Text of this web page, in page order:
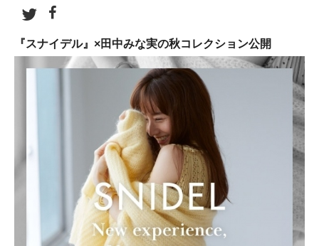
『スナイデル』×田中みな実の秋コレクション公開